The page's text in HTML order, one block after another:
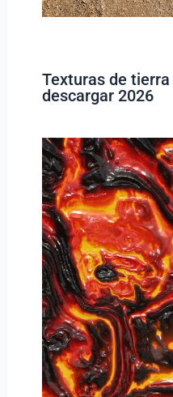
Texturas de
descargar 2026